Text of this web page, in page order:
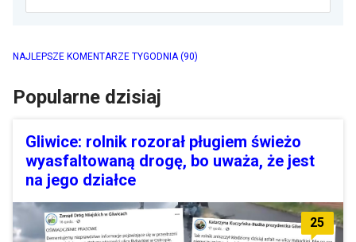
NAJLEPSZE KOMENTARZE TYGODNIA(90)
Popularne dzisiaj
Gliwice: rolnik rozorał pługiem świeżo
wyasfaltowaną drogę, bo uważa, że jest
na jego działce
25